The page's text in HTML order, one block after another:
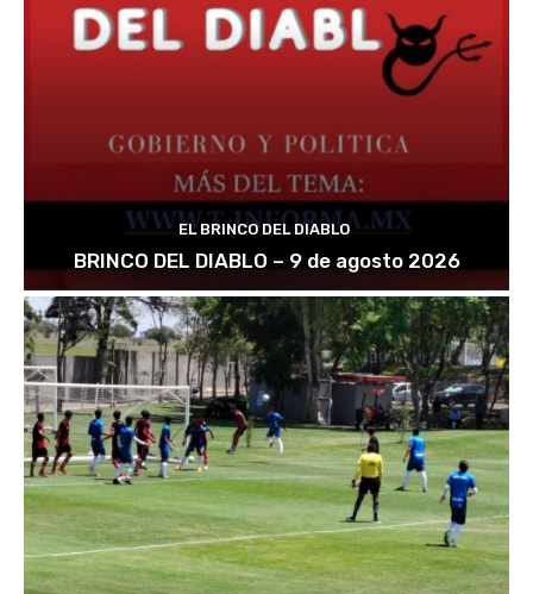
EL BRINCO DEL DIABLO
BRINCO DEL DIABLO – 9 de agosto 2026